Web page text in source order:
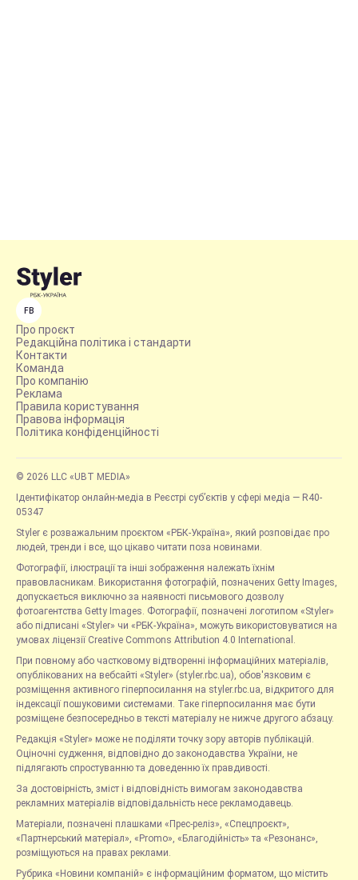
FB
Про проєкт
Редакційна політика і стандарти
Контакти
Команда
Про компанію
Реклама
Правила користування
Правова інформація
Політика конфіденційності
© 2026 LLC «UBT MEDIA»
Ідентифікатор онлайн-медіа в Реєстрі суб’єктів у сфері медіа — R40-
05347
Styler є розважальним проєктом «РБК-Україна», який розповідає про
людей, тренди і все, що цікаво читати поза новинами.
Фотографії, ілюстрації та інші зображення належать їхнім
правовласникам. Використання фотографій, позначених Getty Images,
допускається виключно за наявності письмового дозволу
фотоагентства Getty Images. Фотографії, позначені логотипом «Styler»
або підписані «Styler» чи «РБК-Україна», можуть використовуватися на
умовах ліцензії Creative Commons Attribution 4.0 International.
При повному або частковому відтворенні інформаційних матеріалів,
опублікованих на вебсайті «Styler» (styler.rbc.ua), обов'язковим є
розміщення активного гіперпосилання на styler.rbc.ua, відкритого для
індексації пошуковими системами. Таке гіперпосилання має бути
розміщене безпосередньо в тексті матеріалу не нижче другого абзацу.
Редакція «Styler» може не поділяти точку зору авторів публікацій.
Оціночні судження, відповідно до законодавства України, не
підлягають спростуванню та доведенню їх правдивості.
За достовірність, зміст і відповідність вимогам законодавства
рекламних матеріалів відповідальність несе рекламодавець.
Матеріали, позначені плашками «Прес-реліз», «Спецпроєкт»,
«Партнерський матеріал», «Promo», «Благодійність» та «Резонанс»,
розміщуються на правах реклами.
Рубрика «Новини компаній» є інформаційним форматом, що містить